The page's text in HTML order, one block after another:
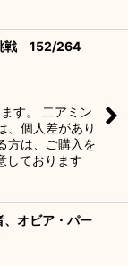
戦 152/264
す。 二アミン
、個人差があり
方は、ご購入を
しております
オビア・パー